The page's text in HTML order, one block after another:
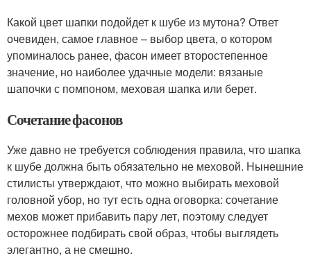
Какой цвет шапки подойдет к шубе из мутона? Ответ
очевиден, самое главное – выбор цвета, о котором
упоминалось ранее, фасон имеет второстепенное
значение, но наиболее удачные модели: вязаные
шапочки с помпоном, меховая шапка или берет.
Сочетание фасонов
Уже давно не требуется соблюдения правила, что шапка
к шубе должна быть обязательно не меховой. Нынешние
стилисты утверждают, что можно выбирать меховой
головной убор, но тут есть одна оговорка: сочетание
мехов может прибавить пару лет, поэтому следует
осторожнее подбирать свой образ, чтобы выглядеть
элегантно, а не смешно.